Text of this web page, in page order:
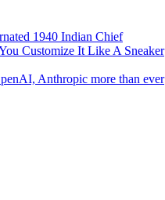
1940 Indian Chief
Customize It Like A Sneaker
Anthropic more than ever